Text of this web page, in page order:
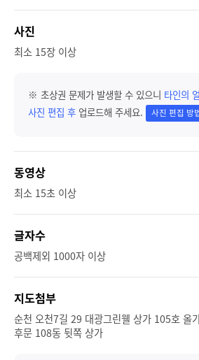
사진
최소 15장 이상
※ 초상권 문제가 발생할 수 있으니 타인의
사진 편집 후 업로드해 주세요. 사진 편집 방
동영상
최소 15초 이상
글자수
공백제외 1000자 이상
지도첨부
순천 오천7길 29 대광그린웰 상가 105호 올
후문 108동 뒷쪽 상가